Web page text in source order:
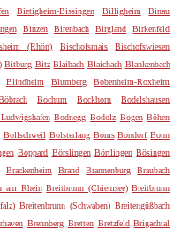
Bietigheim-Bissingen Billigheim
Binau
Binzen Birenbach Birgland
Birkenfeld
(Rhön) Bischofsmais
Bischofswiesen
Bitburg Bitz Blaibach Blaichach Blankenbach
Blindheim Blumberg
Bobenheim-Roxheim
Bochum Bockhorn
Bodelshausen
Bodnegg Bodolz Bogen Böhen
Bollschweil Bolsterlang Boms Bondorf Bonn
Boppard Börslingen Börtlingen Bösingen
Brackenheim Brand Brannenburg
Braubach
am Rhein Breitbrunn (Chiemsee) Breitbrunn
Breitenbrunn (Schwaben) Breitengüßbach
Brennberg Bretten Bretzfeld Brigachtal